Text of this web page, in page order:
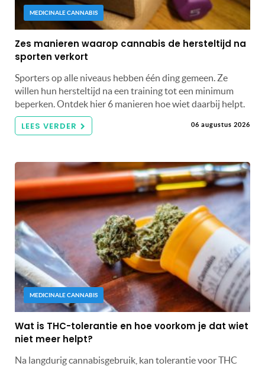
MEDICINALE CANNABIS
Zes manieren waarop cannabis de hersteltijd na
sporten verkort
Sporters op alle niveaus hebben één ding gemeen. Ze
willen hun hersteltijd na een training tot een minimum
beperken. Ontdek hier 6 manieren hoe wiet daarbij helpt.
LEES VERDER 06 augustus 2026
MEDICINALE CANNABIS
Wat is THC-tolerantie en hoe voorkom je dat wiet
niet meer helpt?
Na langdurig cannabisgebruik, kan tolerantie voor THC